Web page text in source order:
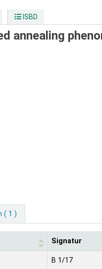
ISBD
annealing
( 1 )
Signatur
B 1/17